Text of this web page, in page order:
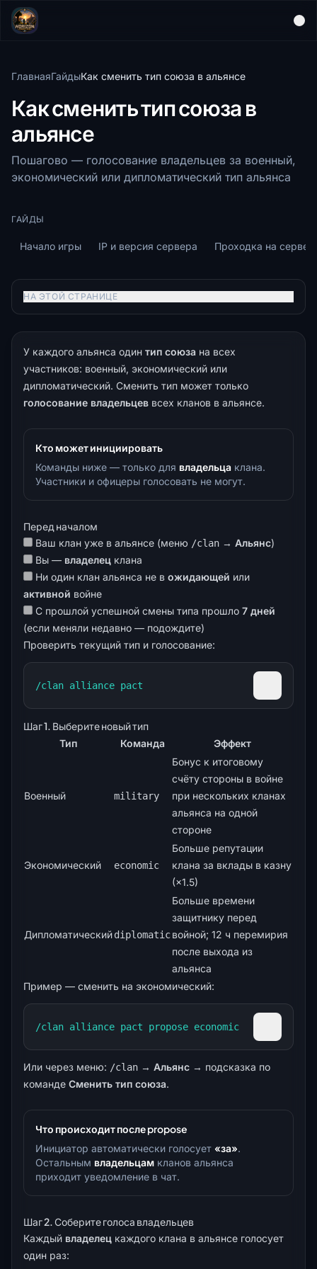
ГлавнаяГайдыКак сменить тип союза в альянсе
Как сменить тип союза в
альянсе
Пошагово — голосование владельцев за военный,
экономический или дипломатический тип альянса
ГАЙДЫ
Начало игры IP и версия сервера Проходка на сервер
НА ЭТОЙ СТРАНИЦЕ
У каждого альянса один тип союза на всех
участников: военный, экономический или
дипломатический. Сменить тип может только
голосование владельцев всех кланов в альянсе.
Кто может инициировать
Команды ниже — только для владельца клана.
Участники и офицеры голосовать не могут.
Перед началом
Ваш клан уже в альянсе (меню /clan → Альянс)
Вы — владелец клана
Ни один клан альянса не в ожидающей или
активной войне
С прошлой успешной смены типа прошло 7 дней
(если меняли недавно — подождите)
Проверить текущий тип и голосование:
/clan alliance pact
Шаг 1. Выберите новый тип
Тип Команда Эффект
Военный military
Бонус к итоговому
счёту стороны в войне
при нескольких кланах
альянса на одной
стороне
Экономический economic
Больше репутации
клана за вклады в казну
(×1.5)
Дипломатическийdiplomatic
Больше времени
защитнику перед
войной; 12 ч перемирия
после выхода из
альянса
Пример — сменить на экономический:
/clan alliance pact propose economic
Или через меню: /clan → Альянс → подсказка по
команде Сменить тип союза.
Что происходит после propose
Инициатор автоматически голосует «за».
Остальным владельцам кланов альянса
приходит уведомление в чат.
Шаг 2. Соберите голоса владельцев
Каждый владелец каждого клана в альянсе голосует
один раз: